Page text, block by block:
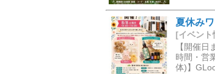
夏休み
[イベン
【開催
時間・営
体)】